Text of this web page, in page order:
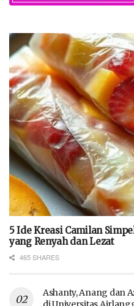
5 Ide Kreasi Camilan
yang Renyah dan Lezat
465 SHARES
Ashanty, Anang dan